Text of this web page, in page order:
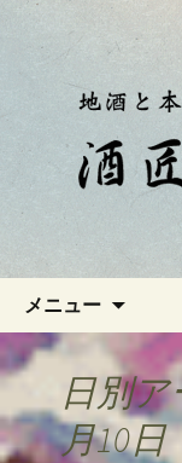
静岡・
ばさき
静岡・南伊
き」おや
メニュー
日別ア
月10日